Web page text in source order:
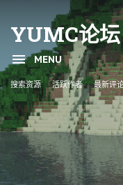
YUMC论坛
MENU
搜索资源 活跃作者 最新评